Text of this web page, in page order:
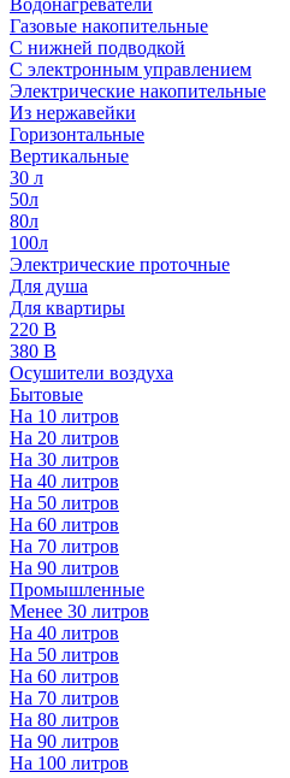
Водонагреватели
Газовые накопительные
С нижней подводкой
С электронным управлением
Электрические накопительные
Из нержавейки
Горизонтальные
Вертикальные
30 л
50л
80л
100л
Электрические проточные
Для душа
Для квартиры
220 В
380 В
Осушители воздуха
Бытовые
На 10 литров
На 20 литров
На 30 литров
На 40 литров
На 50 литров
На 60 литров
На 70 литров
На 90 литров
Промышленные
Менее 30 литров
На 40 литров
На 50 литров
На 60 литров
На 70 литров
На 80 литров
На 90 литров
На 100 литров